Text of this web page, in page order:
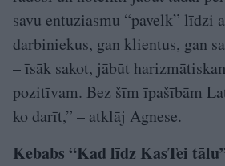
savu entuziasmu “pavelk” līdzi
darbiniekus, gan klientus, gan
– īsāk sakot, jābūt
pozitīvam. Bez šīm īpašībām
ko darīt,” – atklāj Agnese.
Kebabs “Kad līdz KasTei